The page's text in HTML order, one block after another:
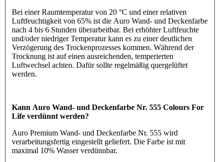
Bei einer Raumtemperatur von 20 °C und einer relativen
Luftfeuchtigkeit von 65% ist die Auro Wand- und Deckenfarbe
nach 4 bis 6 Stunden überarbeitbar. Bei erhöhter Luftfeuchte
und/oder niedriger Temperatur kann es zu einer deutlichen
Verzögerung des Trockenprozesses kommen. Während der
Trocknung ist auf einen ausreichenden, temperierten
Luftwechsel achten. Dafür sollte regelmäßig quergelüftet
werden.
Kann Auro Wand- und Deckenfarbe Nr. 555 Colours For
Life verdünnt werden?
Auro Premium Wand- und Deckenfarbe Nr. 555 wird
verarbeitungsfertig eingestellt geliefert. Die Farbe ist mit
maximal 10% Wasser verdünnbar.